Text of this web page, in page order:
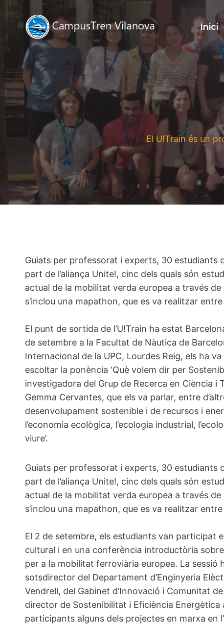
contingut
Inici
El U!Train és un
Guiats per professorat i experts, 30 estudiants
part de l’aliança Unite!, cinc dels quals són
actual de la mobilitat verda europea a través
s’inclou una mapathon, que es va realitzar
El punt de sortida de l’U!Train ha estat
de setembre a la Facultat de Nàutica de
Internacional de la UPC, Lourdes Reig, els ha
escoltar la ponència ‘Què volem dir per
investigadora del Grup de Recerca en Ciència i
Gemma Cervantes, que els va parlar, entre
desenvolupament sostenible i de recursos i
l’economia ecològica, l’ecologia industrial,
viure’.
Guiats per professorat i experts, 30 estudiants
part de l’aliança Unite!, cinc dels quals són
actual de la mobilitat verda europea a través
s’inclou una mapathon, que es va realitzar
El 2 de setembre, els estudiants van participat
cultural i en una conferència introductòria
per a la mobilitat ferroviària europea. La
sotsdirector del Departament d’Enginyeria
Vendrell, del Gabinet d’Innovació i Comunitat
director de Sostenibilitat i Eficiència Energètica
participants alguns dels projectes en marxa en